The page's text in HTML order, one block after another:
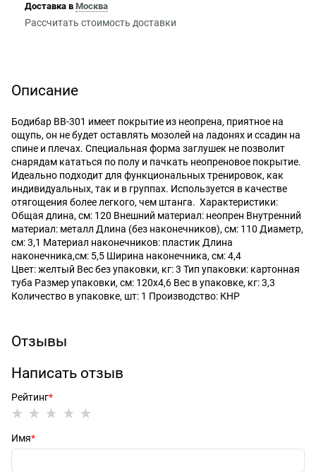
Доставка в Москва
Рассчитать стоимость доставки
Описание
Бодибар BB-301 имеет покрытие из неопрена, приятное на
ощупь, он не будет оставлять мозолей на ладонях и ссадин на
спине и плечах. Специальная форма заглушек не позволит
снарядам кататься по полу и пачкать неопреновое покрытие.
Идеально подходит для функциональных тренировок, как
индивидуальных, так и в группах. Используется в качестве
отягощения более легкого, чем штанга. Характеристики:
Общая длина, см: 120 Внешний материал: неопрен Внутренний
материал: металл Длина (без наконечников), см: 110 Диаметр,
см: 3,1 Материал наконечников: пластик Длина
наконечника,см: 5,5 Ширина наконечника, см: 4,4
Цвет: желтый Вес без упаковки, кг: 3 Тип упаковки: картонная
туба Размер упаковки, см: 120х4,6 Вес в упаковке, кг: 3,3
Количество в упаковке, шт: 1 Производство: КНР
Отзывы
Написать отзыв
Рейтинг
Имя